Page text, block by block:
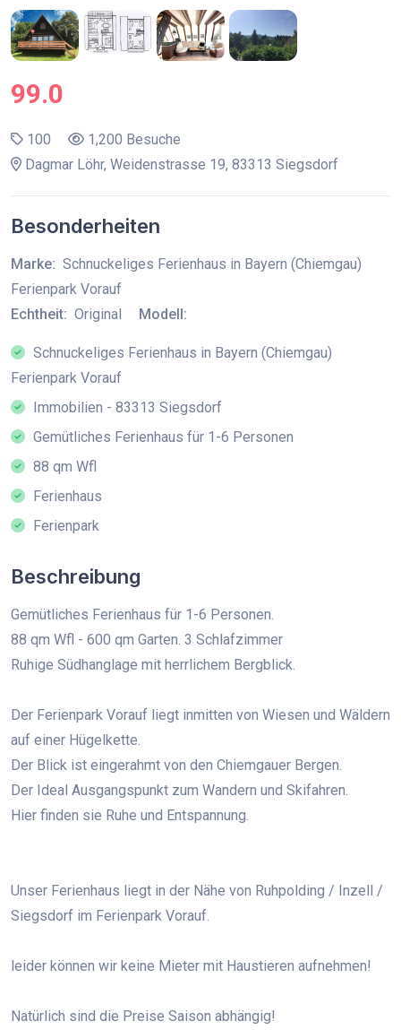
99.0
100
1,200 Besuche
Dagmar Löhr, Weidenstrasse 19, 83313 Siegsdorf
Besonderheiten
Marke: Schnuckeliges Ferienhaus in Bayern (Chiemgau)
Ferienpark Vorauf
Echtheit: Original Modell:
Schnuckeliges Ferienhaus in Bayern (Chiemgau)
Ferienpark Vorauf
Immobilien - 83313 Siegsdorf
Gemütliches Ferienhaus für 1-6 Personen
88 qm Wfl
Ferienhaus
Ferienpark
Beschreibung
Gemütliches Ferienhaus für 1-6 Personen.
88 qm Wfl - 600 qm Garten. 3 Schlafzimmer
Ruhige Südhanglage mit herrlichem Bergblick.
Der Ferienpark Vorauf liegt inmitten von Wiesen und Wäldern
auf einer Hügelkette.
Der Blick ist eingerahmt von den Chiemgauer Bergen.
Der Ideal Ausgangspunkt zum Wandern und Skifahren.
Hier finden sie Ruhe und Entspannung.
​Unser Ferienhaus liegt in der Nähe von Ruhpolding / Inzell /
Siegsdorf im Ferienpark Vorauf.
leider können wir keine Mieter mit Haustieren aufnehmen!
Natürlich sind die Preise Saison abhängig!